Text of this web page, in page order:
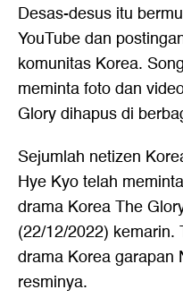
Desas-desus itu
YouTube dan
komunitas Korea.
meminta foto dan
Glory dihapus di
Sejumlah netizen
Hye Kyo telah
drama Korea The
(22/12/2022) kemarin.
drama Korea garapan
resminya.